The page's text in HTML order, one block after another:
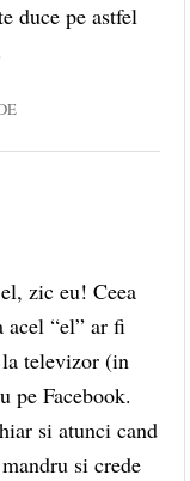
duce pe astfel
zic eu! Ceea
acel “el” ar fi
la televizor (in
pe Facebook.
si atunci cand
si crede